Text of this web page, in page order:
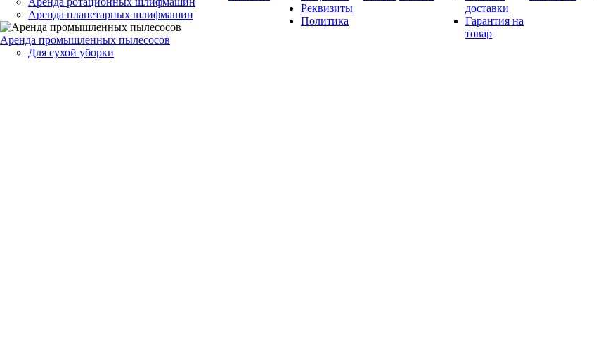
Аренда планетарных шлифмашин
Аренда промышленных пылесосов
Для сухой уборки
Реквизиты
Политика
доставки
Гарантия на
товар